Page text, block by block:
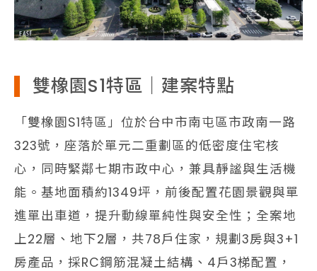
雙橡園S1特區｜建案特點
「雙橡園S1特區」位於台中市南屯區市政南一路
323號，座落於單元二重劃區的低密度住宅核
心，同時緊鄰七期市政中心，兼具靜謐與生活機
能。基地面積約1349坪，前後配置花園景觀與單
進單出車道，提升動線單純性與安全性；全案地
上22層、地下2層，共78戶住家，規劃3房與3+1
房產品，採RC鋼筋混凝土結構、4戶3梯配置，